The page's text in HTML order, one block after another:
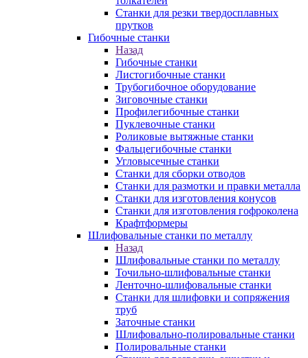
Станки для резки твердосплавных
прутков
Гибочные станки
Назад
Гибочные станки
Листогибочные станки
Трубогибочное оборудование
Зиговочные станки
Профилегибочные станки
Пуклевочные станки
Роликовые вытяжные станки
Фальцегибочные станки
Угловысечные станки
Станки для сборки отводов
Станки для размотки и правки металла
Станки для изготовления конусов
Станки для изготовления гофроколена
Крафтформеры
Шлифовальные станки по металлу
Назад
Шлифовальные станки по металлу
Точильно-шлифовальные станки
Ленточно-шлифовальные станки
Станки для шлифовки и сопряжения
труб
Заточные станки
Шлифовально-полировальные станки
Полировальные станки